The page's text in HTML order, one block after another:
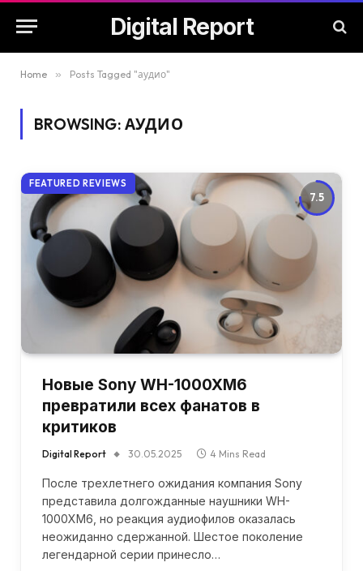
Digital Report
Home » Posts Tagged "аудио"
BROWSING: АУДИО
7.5
FEATURED REVIEWS
Новые Sony WH-1000XM6
превратили всех фанатов в
критиков
Digital Report 30.05.2025 4 Mins Read
После трехлетнего ожидания компания Sony
представила долгожданные наушники WH-
1000XM6, но реакция аудиофилов оказалась
неожиданно сдержанной. Шестое поколение
легендарной серии принесло…